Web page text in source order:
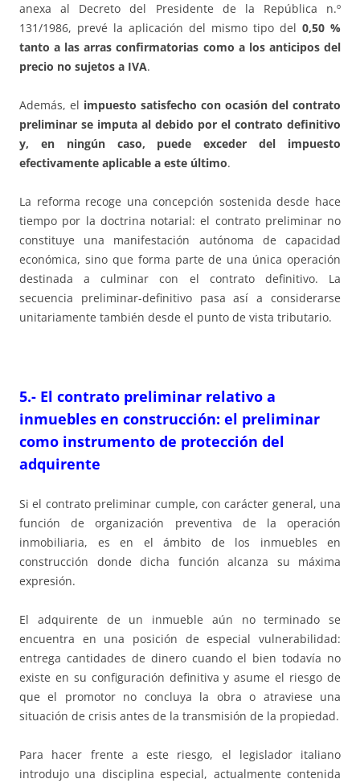
anexa al Decreto del Presidente de la República n.º
131/1986, prevé la aplicación del mismo tipo del 0,50 %
tanto a las arras confirmatorias como a los anticipos del
precio no sujetos a IVA.
Además, el impuesto satisfecho con ocasión del contrato
preliminar se imputa al debido por el contrato definitivo
y, en ningún caso, puede exceder del impuesto
efectivamente aplicable a este último.
La reforma recoge una concepción sostenida desde hace
tiempo por la doctrina notarial: el contrato preliminar no
constituye una manifestación autónoma de capacidad
económica, sino que forma parte de una única operación
destinada a culminar con el contrato definitivo. La
secuencia preliminar-definitivo pasa así a considerarse
unitariamente también desde el punto de vista tributario.
5.- El contrato preliminar relativo a
inmuebles en construcción: el preliminar
como instrumento de protección del
adquirente
Si el contrato preliminar cumple, con carácter general, una
función de organización preventiva de la operación
inmobiliaria, es en el ámbito de los inmuebles en
construcción donde dicha función alcanza su máxima
expresión.
El adquirente de un inmueble aún no terminado se
encuentra en una posición de especial vulnerabilidad:
entrega cantidades de dinero cuando el bien todavía no
existe en su configuración definitiva y asume el riesgo de
que el promotor no concluya la obra o atraviese una
situación de crisis antes de la transmisión de la propiedad.
Para hacer frente a este riesgo, el legislador italiano
introdujo una disciplina especial, actualmente contenida